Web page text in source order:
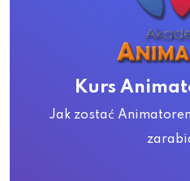
Kurs
Jak zostać